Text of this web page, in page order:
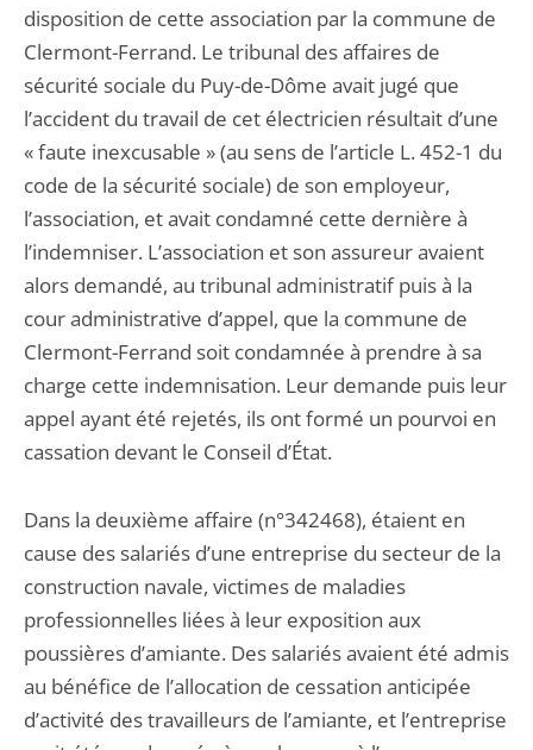
disposition de cette association par la commune de
Clermont-Ferrand. Le tribunal des affaires de
sécurité sociale du Puy-de-Dôme avait jugé que
l’accident du travail de cet électricien résultait d’une
« faute inexcusable » (au sens de l’article L. 452-1 du
code de la sécurité sociale) de son employeur,
l’association, et avait condamné cette dernière à
l’indemniser. L’association et son assureur avaient
alors demandé, au tribunal administratif puis à la
cour administrative d’appel, que la commune de
Clermont-Ferrand soit condamnée à prendre à sa
charge cette indemnisation. Leur demande puis leur
appel ayant été rejetés, ils ont formé un pourvoi en
cassation devant le Conseil d’État.
Dans la deuxième affaire (n°342468), étaient en
cause des salariés d’une entreprise du secteur de la
construction navale, victimes de maladies
professionnelles liées à leur exposition aux
poussières d’amiante. Des salariés avaient été admis
au bénéfice de l’allocation de cessation anticipée
d’activité des travailleurs de l’amiante, et l’entreprise